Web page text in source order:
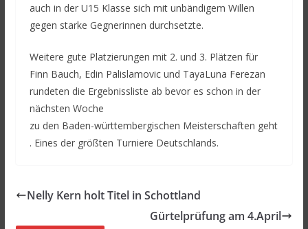
auch in der U15 Klasse sich mit unbändigem Willen
gegen starke Gegnerinnen durchsetzte.
Weitere gute Platzierungen mit 2. und 3. Plätzen für
Finn Bauch, Edin Palislamovic und TayaLuna Ferezan
rundeten die Ergebnissliste ab bevor es schon in der
nächsten Woche
zu den Baden-württembergischen Meisterschaften geht
. Eines der größten Turniere Deutschlands.
Nelly Kern holt Titel in Schottland
Gürtelprüfung am 4.April